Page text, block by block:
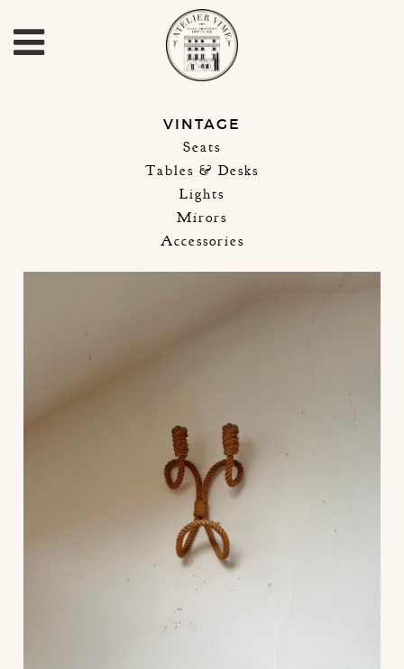
VINTAGE
Seats
Tables & Desks
Lights
Mirors
Accessories